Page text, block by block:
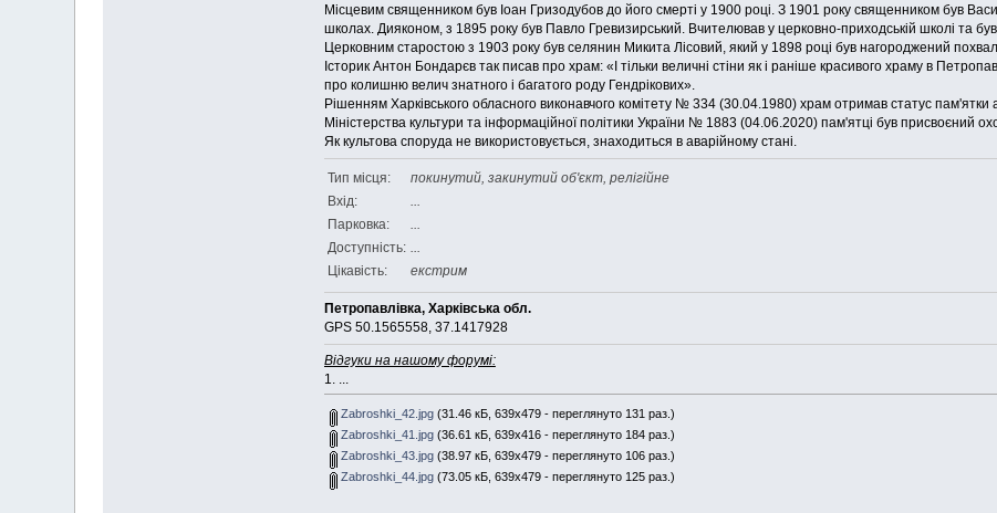
Місцевим священником був Іоан Гризодубов до його смерті у 1900 році. З 1901 року священником був
школах. Дияконом, з 1895 року був Павло Гревизирський. Вчителював у церковно-приходській школі та
Церковним старостою з 1903 року був селянин Микита Лісовий, який у 1898 році був нагороджений
Історик Антон Бондарєв так писав про храм: «І тільки величні стіни як і раніше красивого храму в
про колишню велич знатного і багатого роду Гендрікових».
Рішенням Харківського обласного виконавчого комітету № 334 (30.04.1980) храм отримав статус пам'ятки
Міністерства культури та інформаційної політики України № 1883 (04.06.2020) пам'ятці був присвоєний
Як культова споруда не використовується, знаходиться в аварійному стані.
Тип місця:
покинутий, закинутий об'єкт, релігійне
Вхід:
...
Парковка:
...
Доступність: ...
Цікавість:
екстрим
Петропавлівка, Харківська обл.
GPS 50.1565558, 37.1417928
Відгуки на нашому форумі:
1. ...
Zabroshki_42.jpg (31.46 кБ, 639x479 - переглянуто 131 раз.)
Zabroshki_41.jpg (36.61 кБ, 639x416 - переглянуто 184 раз.)
Zabroshki_43.jpg (38.97 кБ, 639x479 - переглянуто 106 раз.)
Zabroshki_44.jpg (73.05 кБ, 639x479 - переглянуто 125 раз.)